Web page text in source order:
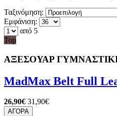
Ταξινόμηση:
Εμφάνιση:
από 5
Top
ΑΞΕΣΟΥΑΡ
MadMax Belt Full
26,90€ 31,90€
ΑΓΟΡΑ